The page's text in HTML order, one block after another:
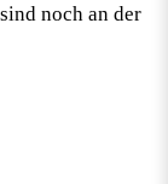
noch an der